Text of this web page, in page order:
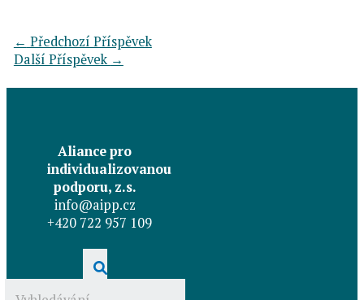
← Předchozí Příspěvek
Další Příspěvek →
Aliance pro
individualizovanou
podporu, z.s.
info@aipp.cz
+420 722 957 109